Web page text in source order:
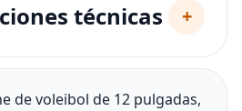
técnicas +
de voleibol de 12 pulgadas,